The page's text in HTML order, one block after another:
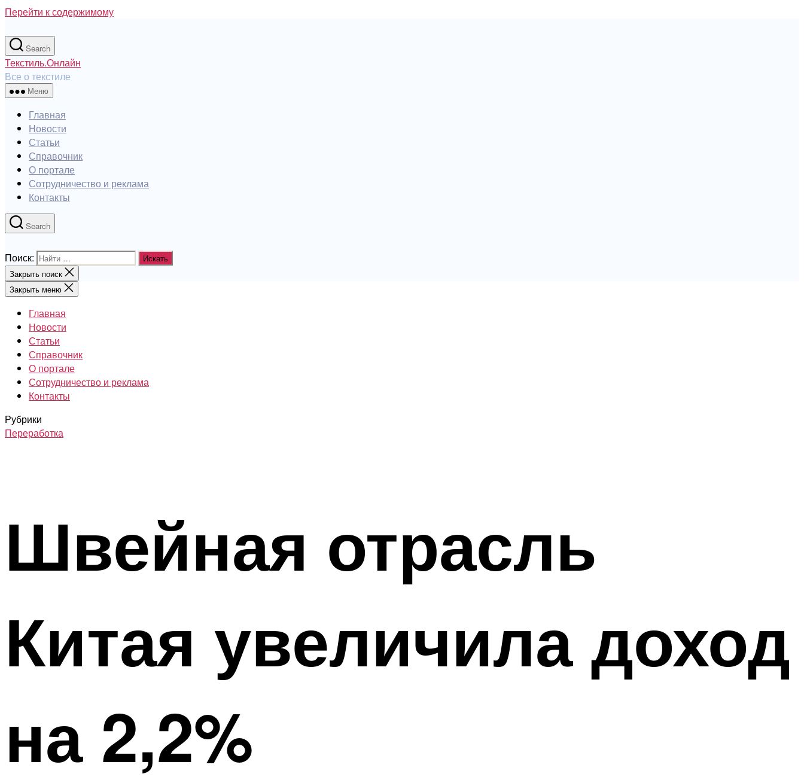
Перейти к содержимому
Search
Текстиль.Онлайн
Все о текстиле
Меню
Главная
Новости
Статьи
Справочник
О портале
Сотрудничество и реклама
Контакты
Search
Поиск:
Закрыть поиск
Закрыть меню
Главная
Новости
Статьи
Справочник
О портале
Сотрудничество и реклама
Контакты
Рубрики
Переработка
Швейная отрасль
Китая увеличила доход
на 2,2%